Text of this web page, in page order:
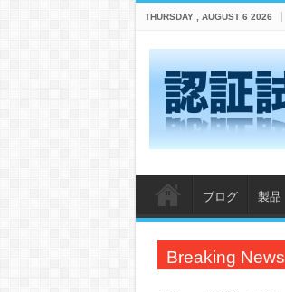
THURSDAY , AUGUST 6 2026
ブログ 製品
Breaking News